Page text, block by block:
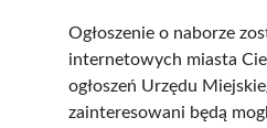
Ogłoszenie o naborze
internetowych miasta
ogłoszeń Urzędu
zainteresowani będą